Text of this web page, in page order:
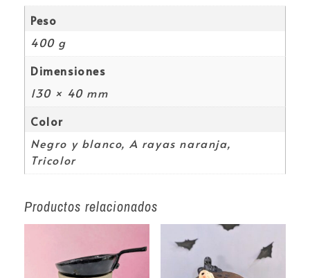
Peso
400 g
Dimensiones
130 × 40 mm
Color
Negro y blanco, A rayas naranja,
Tricolor
Productos relacionados